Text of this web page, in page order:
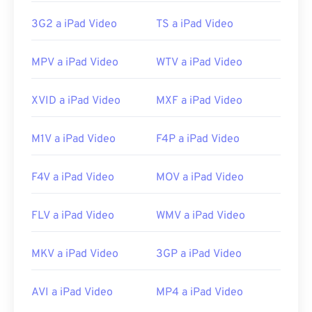
https://tools.google.com/dlpage/webmmf/
3G2 a iPad Video TS a iPad Video
MPV a iPad Video WTV a iPad Video
XVID a iPad Video MXF a iPad Video
M1V a iPad Video F4P a iPad Video
F4V a iPad Video MOV a iPad Video
FLV a iPad Video WMV a iPad Video
MKV a iPad Video 3GP a iPad Video
AVI a iPad Video MP4 a iPad Video